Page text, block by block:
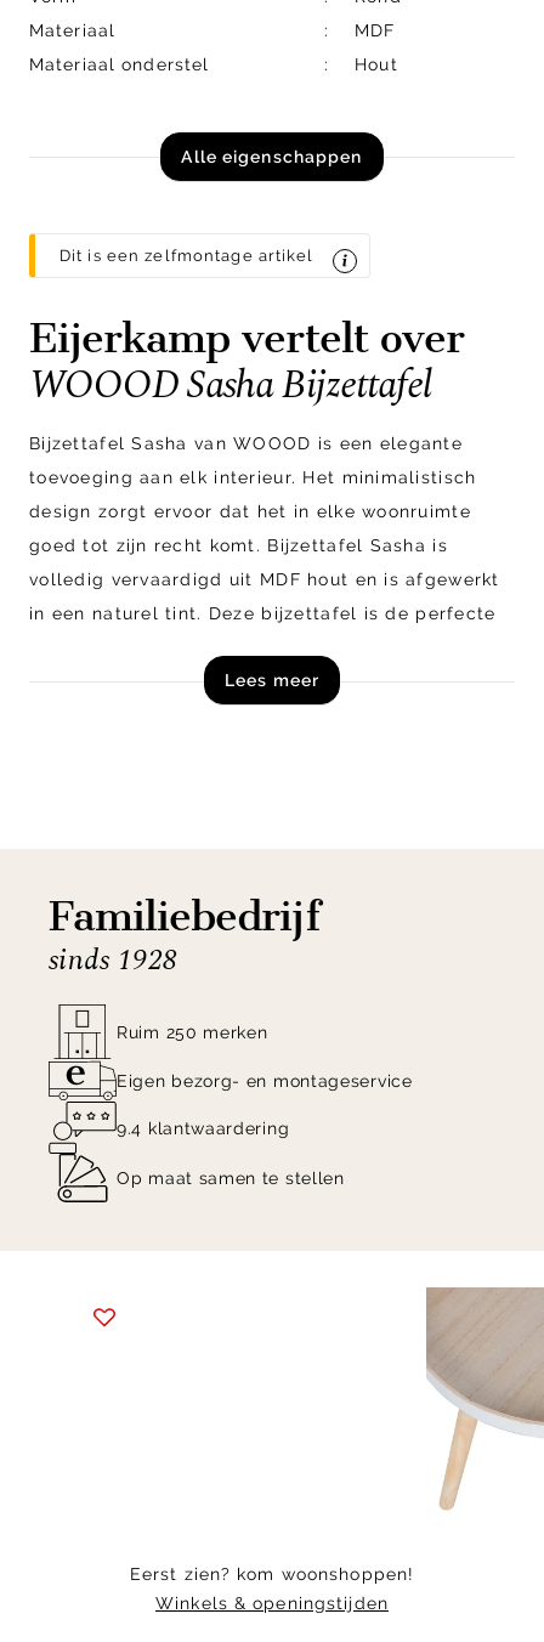
Materiaal
MDF
Materiaal onderstel
Hout
Alle eigenschappen
Dit is een zelfmontage artikel
Eijerkamp vertelt over
WOOOD Sasha Bijzettafel
Bijzettafel Sasha van WOOOD is een elegante
toevoeging aan elk interieur. Het minimalistisch
design zorgt ervoor dat het in elke woonruimte
goed tot zijn recht komt. Bijzettafel Sasha is
volledig vervaardigd uit MDF hout en is afgewerkt
in een naturel tint. Deze bijzettafel is de perfecte
plaatsen. Daarnaast is deze tafel ook zeker
Shop bijzettafel Sasha van WOOOD nu online!
Lees meer
Familiebedrijf
sinds 1928
Ruim 250 merken
Eigen bezorg- en montageservice
9.4 klantwaardering
Op maat samen te stellen
Eerst zien? kom woonshoppen!
Winkels & openingstijden